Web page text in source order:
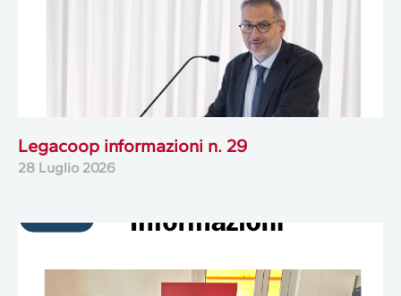
Legacoop informazioni n. 29
28 Luglio 2026